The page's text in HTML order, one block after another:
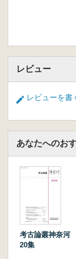
レビュー
レビューを書
あなたへのお
考古論叢神奈
20集